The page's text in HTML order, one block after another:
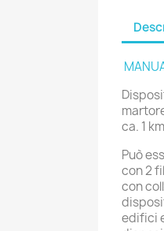
ca. 1
Può
con 2
con
edifici